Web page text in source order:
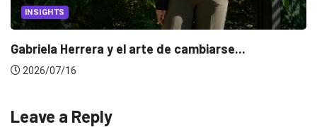
INSIGHTS
Gabriela Herrera y el arte de cambiarse...
2026/07/16
Leave a Reply